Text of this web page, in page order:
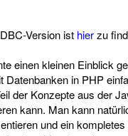
Version ist hierzu
einen kleinen Einblick
Datenbanken in PHP
der Konzepte aus der
kann. Man kann
und ein kompletes